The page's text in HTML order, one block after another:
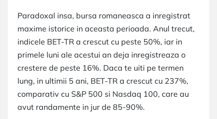
Paradoxal insa, bursa romaneasca a inregistrat
maxime istorice in aceasta perioada. Anul trecut,
indicele BET-TR a crescut cu peste 50%, iar in
primele luni ale acestui an deja inregistreaza o
crestere de peste 16%. Daca te uiti pe termen
lung, in ultimii 5 ani, BET-TR a crescut cu 237%,
comparativ cu S&P 500 si Nasdaq 100, care au
avut randamente in jur de 85-90%.